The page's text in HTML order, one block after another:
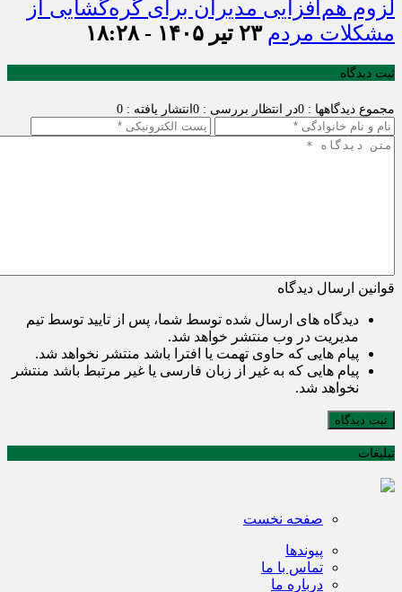
لزوم هم‌افزایی مدیران برای گره‌گشایی از
مشکلات مردم ۲۳ تیر ۱۴۰۵ - ۱۸:۲۸
ثبت دیدگاه
مجموع دیدگاهها : 0 در انتظار بررسی : 0 انتشار یافته : 0
قوانین ارسال دیدگاه
دیدگاه های ارسال شده توسط شما، پس از تایید توسط تیم
مدیریت در وب منتشر خواهد شد.
پیام هایی که حاوی تهمت یا افترا باشد منتشر نخواهد شد.
پیام هایی که به غیر از زبان فارسی یا غیر مرتبط باشد منتشر
نخواهد شد.
ثبت دیدگاه
تبلیغات
صفحه نخست
پیوندها
تماس با ما
درباره ما